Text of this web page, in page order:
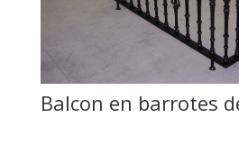
Balcon en barrotes